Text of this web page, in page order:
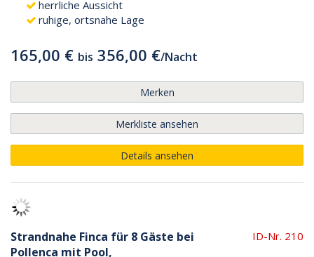
herrliche Aussicht
ruhige, ortsnahe Lage
165,00 € bis 356,00 €/Nacht
Merken
Merkliste ansehen
Details ansehen
Strandnahe Finca für 8 Gäste bei
Pollenca mit Pool,
ID-Nr. 210